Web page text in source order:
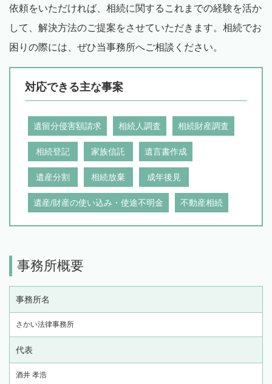
依頼をいただければ、相続に関するこれまでの経験を活か
して、解決方法のご提案をさせていただきます。相続でお
困りの際には、ぜひ当事務所へご相談ください。
対応できる主な事案
遺留分侵害額請求 相続人調査 相続財産調査
相続登記 家族信託 遺言書作成
遺産分割 相続放棄 成年後見
遺産/財産の使い込み・使途不明金 不動産相続
事務所概要
事務所名
さかい法律事務所
代表
酒井 孝浩